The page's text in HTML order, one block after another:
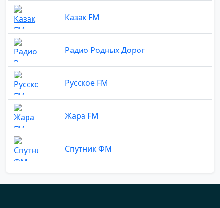
Казак FM
Радио Родных Дорог
Русское FM
Жара FM
Спутник ФМ